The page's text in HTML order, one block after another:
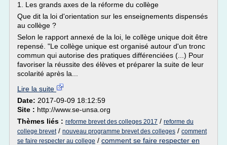
1. Les grands axes de la réforme du collège
Que dit la loi d'orientation sur les enseignements dispensés
au collège ?
Selon le rapport annexé de la loi, le collège unique doit être
repensé. "Le collège unique est organisé autour d'un tronc
commun qui autorise des pratiques différenciées (...) Pour
favoriser la réussite des élèves et préparer la suite de leur
scolarité après la...
Lire la suite
Date: 2017-09-09 18:12:59
Site : http://www.se-unsa.org
Thèmes liés : reforme brevet des colleges 2017 / reforme du
college brevet/ nouveau programme brevet des colleges / comment
se faire respecter au college / comment se faire respecter en